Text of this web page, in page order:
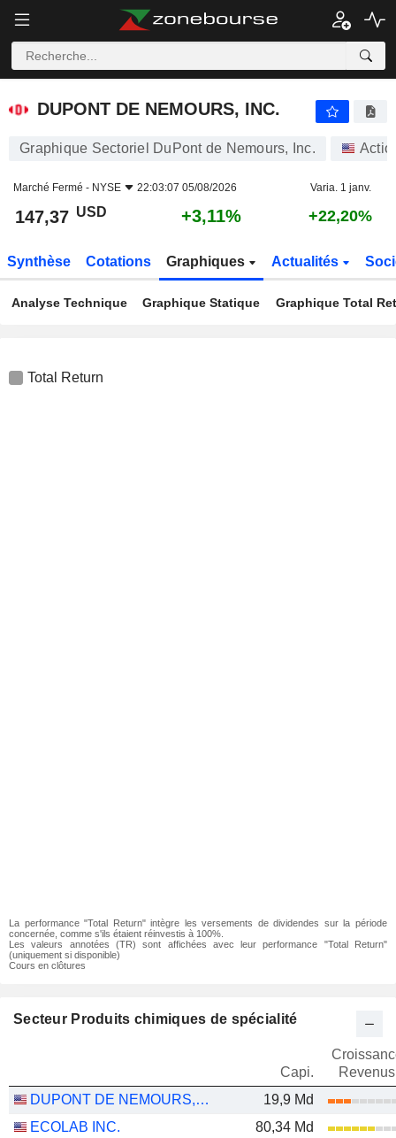
DUPONT DE NEMOURS, INC.
DUPONT DE NEMOURS, INC.
Graphique Sectoriel DuPont de Nemours, Inc.
Marché Fermé - NYSE 22:03:07 05/08/2026 Varia. 1 janv.
147,37 USD +3,11% +22,20%
Synthèse Cotations Graphiques Actualités
Analyse Technique Graphique Statique Graphique Total
Total Return
La performance "Total Return" intègre les versements de dividendes sur la période
concernée, comme s'ils étaient réinvestis à 100%.
Les valeurs annotées (TR) sont affichées avec leur performance "Total Return"
(uniquement si disponible)
Cours en clôtures
Secteur Produits chimiques de spécialité
Capi.
Revenus
DUPONT DE NEMOURS, INC.
19,9 Md
ECOLAB INC.
80,34 Md